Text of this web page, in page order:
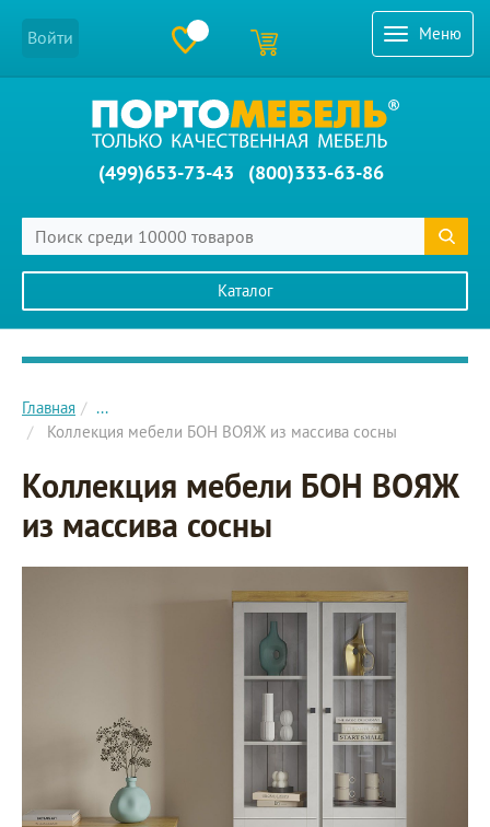
Меню
Войти
(499)653-73-43 (800)333-63-86
Каталог
Главное меню сайта
Главная
...
Коллекция мебели БОН ВОЯЖ из массива сосны
Коллекция мебели БОН ВОЯЖ
из массива сосны